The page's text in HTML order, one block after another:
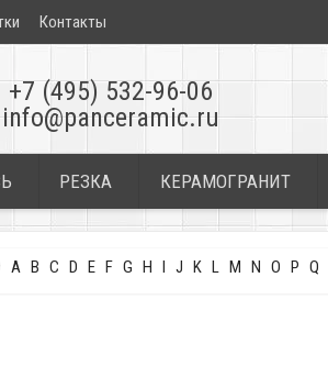
Контакты
+7 (495) 532-96-06
info@panceramic.ru
РЕЗКА КЕРАМОГРАНИТ
A B C D E F G H I J K L M N O P Q